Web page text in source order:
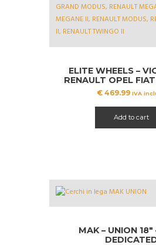
ELITE WHEELS –
RENAULT OPEL
NISSAN TOYOTA
€ 469.99 IVA
Add to cart
MAK – UNION 18″